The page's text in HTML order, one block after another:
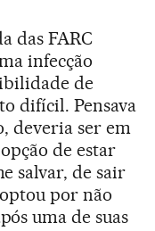
das FARC
infecção
de
difícil. Pensava
deveria ser em
de estar
salvar, de sair
por não
uma de suas